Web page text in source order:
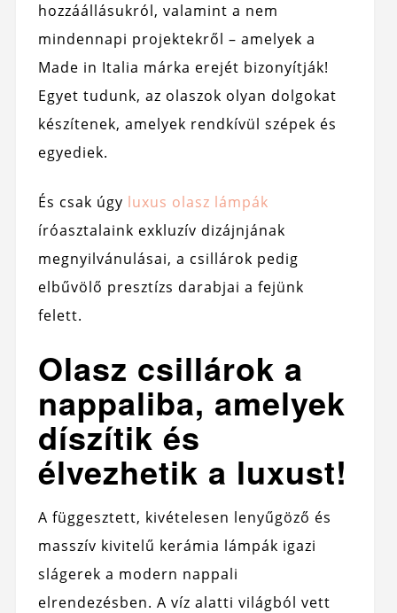
hozzáállásukról, valamint a nem
mindennapi projektekről – amelyek a
Made in Italia márka erejét bizonyítják!
Egyet tudunk, az olaszok olyan dolgokat
készítenek, amelyek rendkívül szépek és
egyediek.
És csak úgy luxus olasz lámpák
íróasztalaink exkluzív dizájnjának
megnyilvánulásai, a csillárok pedig
elbűvölő presztízs darabjai a fejünk
felett.
Olasz csillárok a
nappaliba, amelyek
díszítik és
élvezhetik a luxust!
A függesztett, kivételesen lenyűgöző és
masszív kivitelű kerámia lámpák igazi
slágerek a modern nappali
elrendezésben. A víz alatti világból vett